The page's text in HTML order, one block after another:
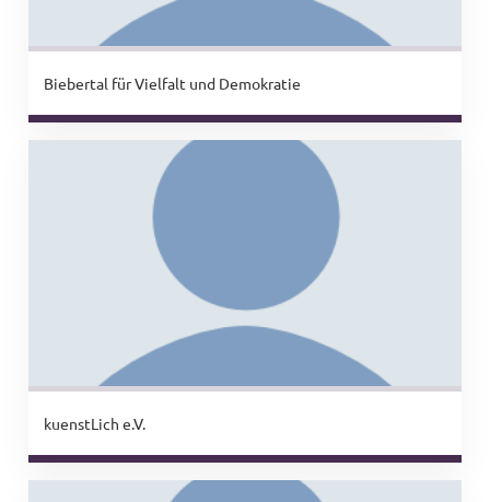
Biebertal für Vielfalt und Demokratie
kuenstLich e.V.